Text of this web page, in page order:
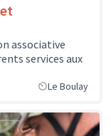
associative
services aux
Le Boulay